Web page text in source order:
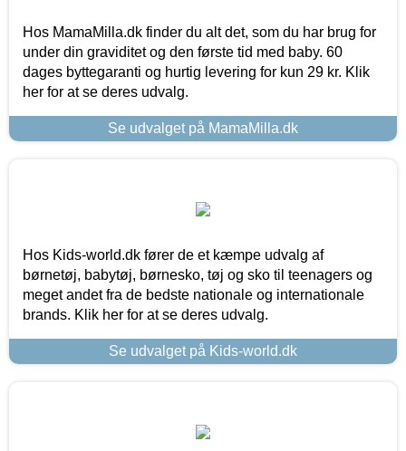
Hos MamaMilla.dk finder du alt det, som du har brug for
under din graviditet og den første tid med baby. 60
dages byttegaranti og hurtig levering for kun 29 kr. Klik
her for at se deres udvalg.
Se udvalget på MamaMilla.dk
Hos Kids-world.dk fører de et kæmpe udvalg af
børnetøj, babytøj, børnesko, tøj og sko til teenagers og
meget andet fra de bedste nationale og internationale
brands. Klik her for at se deres udvalg.
Se udvalget på Kids-world.dk